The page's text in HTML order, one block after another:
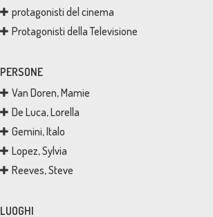
protagonisti del cinema
Protagonisti della Televisione
PERSONE
Van Doren, Mamie
De Luca, Lorella
Gemini, Italo
Lopez, Sylvia
Reeves, Steve
LUOGHI